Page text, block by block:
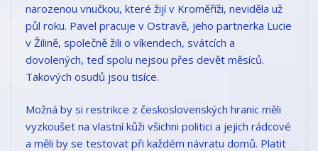
narozenou vnučkou, které žijí v Kroměříži, neviděla už
půl roku. Pavel pracuje v Ostravě, jeho partnerka Lucie
v Žilině, společně žili o víkendech, svátcích a
dovolených, teď spolu nejsou přes devět měsíců.
Takových osudů jsou tisíce.
Možná by si restrikce z československých hranic měli
vyzkoušet na vlastní kůži všichni politici a jejich rádcové
a měli by se testovat při každém návratu domů. Platit